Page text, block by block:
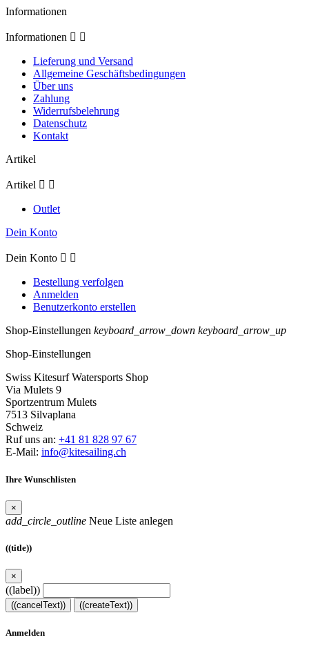
Informationen
Informationen  
Lieferung und Versand
Allgemeine Geschäftsbedingungen
Über uns
Zahlung
Widerrufsbelehrung
Datenschutz
Kontakt
Artikel
Artikel  
Outlet
Dein Konto
Dein Konto  
Bestellung verfolgen
Anmelden
Benutzerkonto erstellen
Shop-Einstellungen keyboard_arrow_down keyboard_arrow_up
Shop-Einstellungen
Swiss Kitesurf Watersports Shop
Via Mulets 9
Sportzentrum Mulets
7513 Silvaplana
Schweiz
Ruf uns an: +41 81 828 97 67
E-Mail: info@kitesailing.ch
Ihre Wunschlisten
×
add_circle_outline Neue Liste anlegen
((title))
×
((label))
((cancelText)) ((createText))
Anmelden